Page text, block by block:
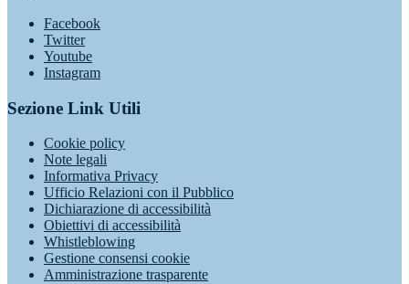
Facebook
Twitter
Youtube
Instagram
Sezione Link Utili
Cookie policy
Note legali
Informativa Privacy
Ufficio Relazioni con il Pubblico
Dichiarazione di accessibilità
Obiettivi di accessibilità
Whistleblowing
Gestione consensi cookie
Amministrazione trasparente